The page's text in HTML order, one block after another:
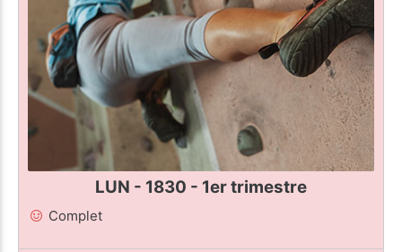
LUN - 1830 - 1er trimestre
Complet